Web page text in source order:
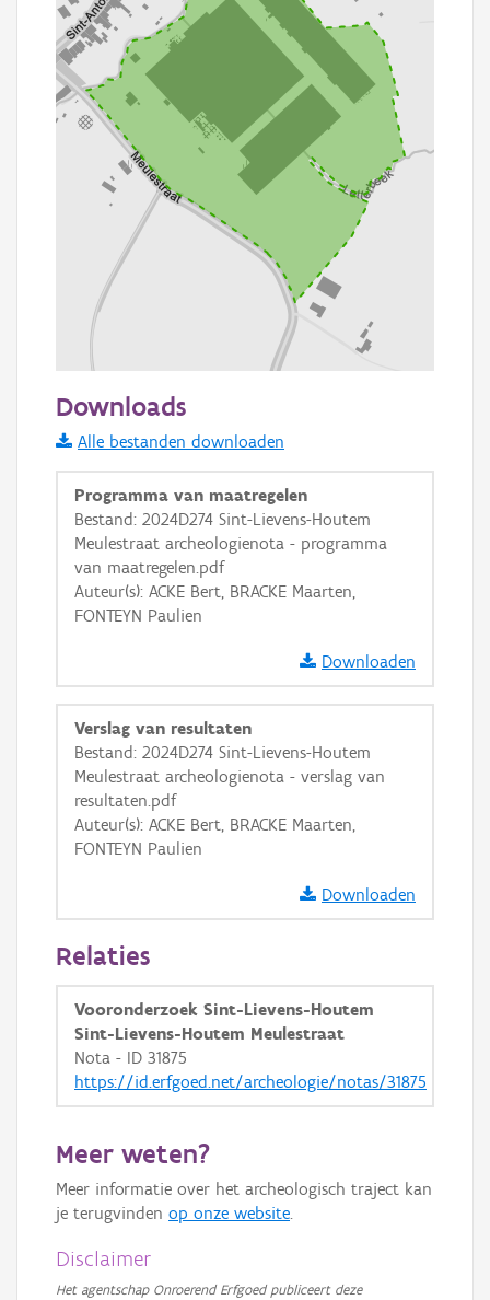
Informatie Vlaanderen
i
+ −
Basis Lagen
OSM-Basiskaart
Ortho
GRB-Basiskaart
Downloads
Alle bestanden downloaden
Programma van maatregelen
Bestand: 2024D274 Sint-Lievens-Houtem
Meulestraat archeologienota - programma
van maatregelen.pdf
Auteur(s): ACKE Bert, BRACKE Maarten,
FONTEYN Paulien
Downloaden
Verslag van resultaten
Bestand: 2024D274 Sint-Lievens-Houtem
Meulestraat archeologienota - verslag van
resultaten.pdf
Auteur(s): ACKE Bert, BRACKE Maarten,
FONTEYN Paulien
Downloaden
Relaties
Vooronderzoek Sint-Lievens-Houtem
Sint-Lievens-Houtem Meulestraat
Nota - ID 31875
https://id.erfgoed.net/archeologie/notas/31875
Meer weten?
Meer informatie over het archeologisch traject kan
je terugvinden op onze website.
Disclaimer
Het agentschap Onroerend Erfgoed publiceert deze